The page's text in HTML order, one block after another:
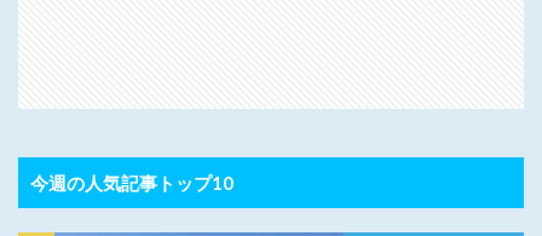
今週の人気記事トップ10